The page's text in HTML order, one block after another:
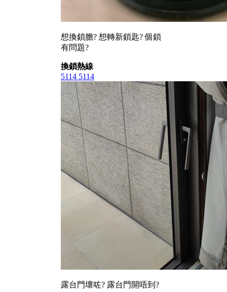
想換鎖膽? 想轉新鎖匙? 個鎖
有問題?
換鎖熱線
5114 5114
露台門壞咗? 露台門開唔到?